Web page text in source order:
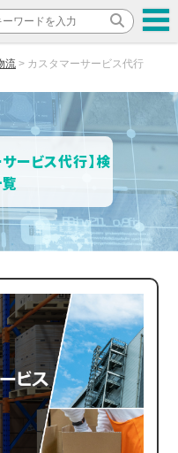
流 カスタマーサービス代行
ービス代行】検